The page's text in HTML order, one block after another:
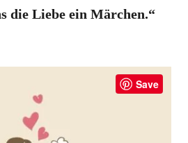
die Liebe ein Märchen.“
Save